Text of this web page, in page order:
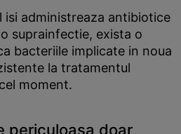
isi administreaza antibiotice
suprainfectie, exista o
bacteriile implicate in noua
la tratamentul
moment.
periculoasa doar